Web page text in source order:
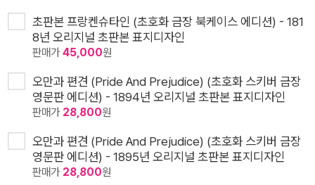
초판본 프랑켄슈타인 (초호화 금장 북케이스 에디션) - 181
8년 오리지널 초판본 표지디자인
판매가45,000원
오만과 편견 (Pride And Prejudice) (초호화 스키버 금장
영문판 에디션) - 1894년 오리지널 초판본 표지디자인
판매가 28,800원
오만과 편견 (Pride And Prejudice) (초호화 스키버 금장
영문판 에디션) - 1895년 오리지널 초판본 표지디자인
판매가 28,800원